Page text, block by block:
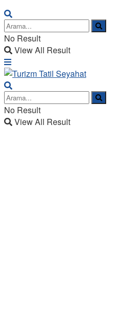
No Result
View All Result
No Result
View All Result